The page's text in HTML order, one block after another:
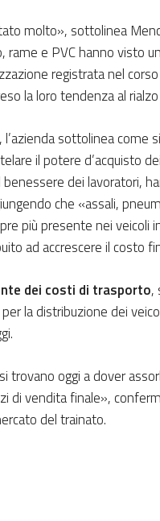
molto», sottolinea
rame e PVC hanno visto
registrata nel
la loro tendenza al
, l’azienda sottolinea come
il potere d’acquisto
dei lavoratori,
che «assali,
più presente nei veicoli
ad accrescere il costo
dei costi di trasporto,
la distribuzione dei
oggi a dover
di vendita finale»,
del trainato.